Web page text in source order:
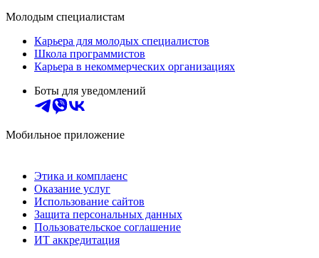
Молодым специалистам
Карьера для молодых специалистов
Школа программистов
Карьера в некоммерческих организациях
Боты для уведомлений
Мобильное приложение
Этика и комплаенс
Оказание услуг
Использование сайтов
Защита персональных данных
Пользовательское соглашение
ИТ аккредитация